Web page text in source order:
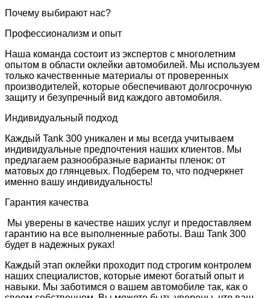
Почему выбирают нас?
Профессионализм и опыт
Наша команда состоит из экспертов с многолетним
опытом в области оклейки автомобилей. Мы используем
только качественные материалы от проверенных
производителей, которые обеспечивают долгосрочную
защиту и безупречный вид каждого автомобиля.
Индивидуальный подход
Каждый Tank 300 уникален и мы всегда учитываем
индивидуальные предпочтения наших клиентов. Мы
предлагаем разнообразные варианты пленок: от
матовых до глянцевых. Подберем то, что подчеркнет
именно вашу индивидуальность!
Гарантия качества
Мы уверены в качестве наших услуг и предоставляем
гарантию на все выполненные работы. Ваш Tank 300
будет в надежных руках!
Каждый этап оклейки проходит под строгим контролем
наших специалистов, которые имеют богатый опыт и
навыки. Мы заботимся о вашем автомобиле так, как о